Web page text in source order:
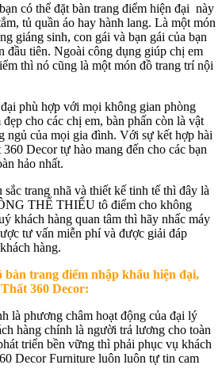
có thể đặt bàn trang điểm hiện đại này
tủ quần áo hay hành lang. Là một món
giáng sinh, con gái và bạn gái của bạn
đầu tiên. Ngoài công dụng giúp chị em
thì nó cũng là một món đồ trang trí nội
phù hợp với mọi không gian phòng
cho các chị em, bàn phấn còn là vật
ngủ của mọi gia đình. Với sự kết hợp hài
Decor tự hào mang đến cho các bạn
hảo nhất.
trang nhã và thiết kế tinh tế thì đây là
THỂ THIẾU tô điểm cho không
khách hàng quan tâm thì hãy nhấc máy
tư vấn miễn phí và được giải đáp
hàng.
bàn trang điểm nhập khẩu hiện đại,
360 Decor:
là phương châm hoạt động của đại lý
hàng chính là người trả lương cho toàn
triển bền vững thì phải phục vụ khách
Decor Furniture luôn luôn tự tin cam